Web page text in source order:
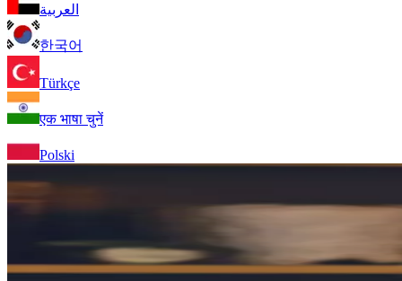
العربية
한국어
Türkçe
एक भाषा चुनें
Polski